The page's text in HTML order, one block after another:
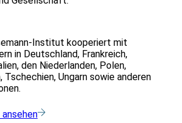
Institut kooperiert mit
in Deutschland, Frankreich,
den Niederlanden, Polen,
Tschechien, Ungarn sowie anderen